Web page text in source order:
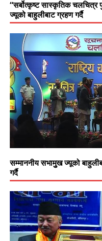
“सर्बोत्कृष्ट सास्कृतिक चलचित्र
ज्यूको बाहुलीबाट ग्रहण गर्दै
सम्माननीय सभामुुख ज्यूको
गर्दै